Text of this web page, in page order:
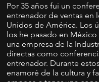
Por 35 años fui un
entrenador de ventas en
Unidos de América. Los
los he pasado en
una empresa de la
directas como
entrenador. Durante
enamoré de la cultura y